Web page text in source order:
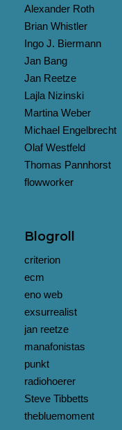
Alexander Roth
Brian Whistler
Ingo J. Biermann
Jan Bang
Jan Reetze
Lajla Nizinski
Martina Weber
Michael Engelbrecht
Olaf Westfeld
Thomas Pannhorst
flowworker
Blogroll
criterion
ecm
eno web
exsurrealist
jan reetze
manafonistas
punkt
radiohoerer
Steve Tibbetts
thebluemoment